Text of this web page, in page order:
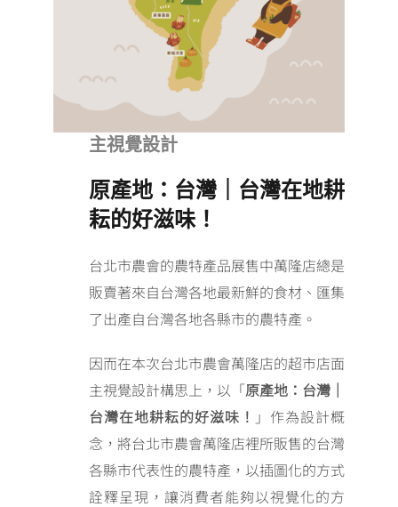
主視覺設計
原產地：台灣｜台灣在地耕
耘的好滋味！
台北市農會的農特產品展售中萬隆店總是
販賣著來自台灣各地最新鮮的食材、匯集
了出產自台灣各地各縣市的農特產。
因而在本次台北市農會萬隆店的超市店面
主視覺設計構思上，以「原產地：台灣｜
台灣在地耕耘的好滋味！ 」作為設計概
念，將台北市農會萬隆店裡所販售的台灣
各縣市代表性的農特產，以插圖化的方式
詮釋呈現，讓消費者能夠以視覺化的方